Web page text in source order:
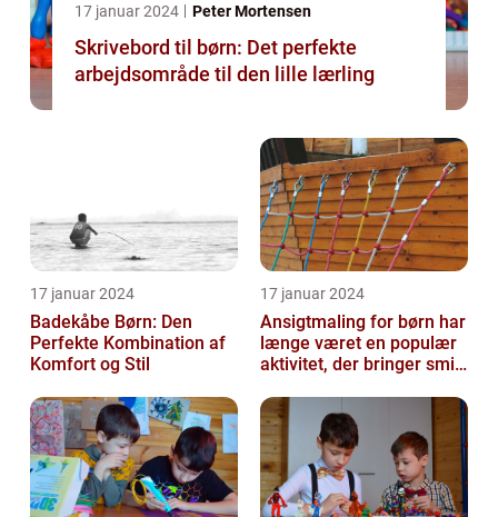
17 januar 2024 Peter Mortensen
Skrivebord til børn: Det perfekte
arbejdsområde til den lille lærling
17 januar 2024
Badekåbe Børn: Den
Perfekte Kombination af
Komfort og Stil
17 januar 2024
Ansigtmaling for børn har
længe været en populær
aktivitet, der bringer smil